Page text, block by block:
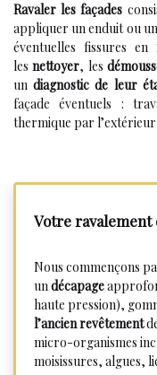
Ravaler les façades
appliquer un enduit ou un
éventuelles fissures en
lesnettoyer, les
undiagnostic de leur
façade éventuels :
thermique par l’extérieur
Votre ravalement
Nous commençons
undécapage
haute pression),
l’ancien revêtement
micro-organismes
moisissures, algues,